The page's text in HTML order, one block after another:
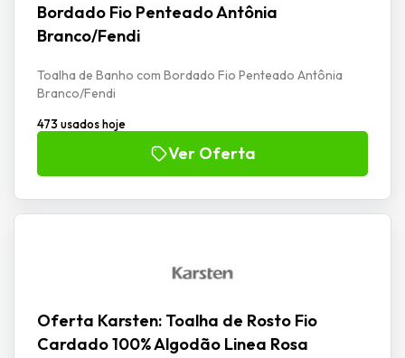
Bordado Fio Penteado Antônia
Branco/Fendi
Toalha de Banho com Bordado Fio Penteado Antônia
Branco/Fendi
473 usados hoje
Ver Oferta
Oferta Karsten: Toalha de Rosto Fio
Cardado 100% Algodão Linea Rosa